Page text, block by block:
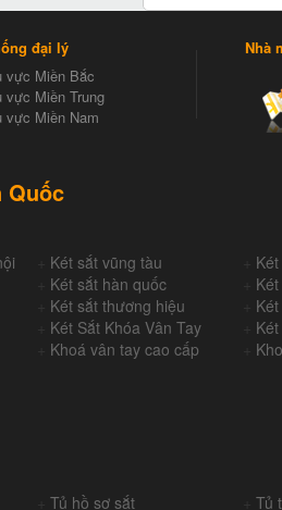
đại lý
vực Miền Bắc
vực Miền Trung
vực Miền Nam
Nhà
Quốc
Két sắt vũng tàu
Két sắt hàn quốc
Két sắt thương hiệu
Két Sắt Khóa Vân Tay
Khoá vân tay cao cấp
+Tủ hồ sơ sắt Tủ